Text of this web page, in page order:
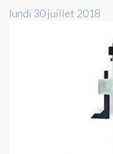
lundi 30 juillet 2018